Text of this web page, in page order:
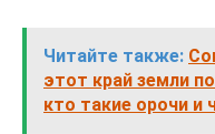
Читайте также:
этот край земли
кто такие орочи и